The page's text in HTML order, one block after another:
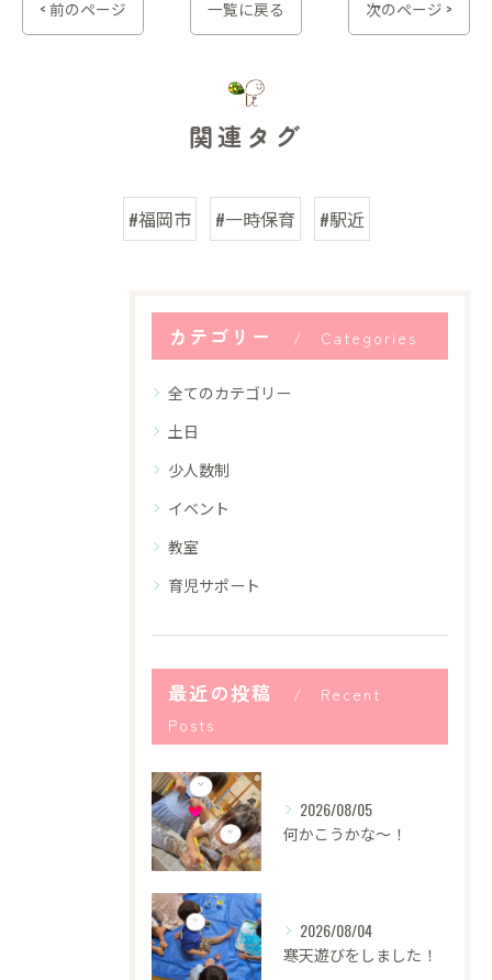
< 前のページ 一覧に戻る 次のページ >
関連タグ
#福岡市 #一時保育 #駅近
カテゴリー Categories
全てのカテゴリー
土日
少人数制
イベント
教室
育児サポート
最近の投稿
Recent
Posts
2026/08/05
何かこうかな〜！
2026/08/04
寒天遊びをしました！